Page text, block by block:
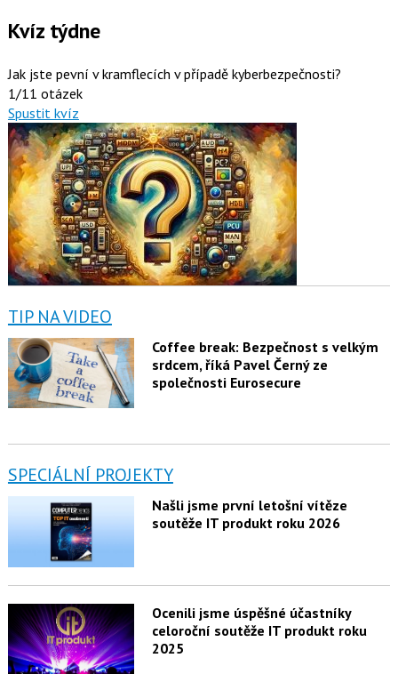
Kvíz týdne
Jak jste pevní v kramflecích v případě kyberbezpečnosti?
1/11 otázek
Spustit kvíz
TIP NA VIDEO
Coffee break: Bezpečnost s velkým
srdcem, říká Pavel Černý ze
společnosti Eurosecure
SPECIÁLNÍ PROJEKTY
Našli jsme první letošní vítěze
soutěže IT produkt roku 2026
Ocenili jsme úspěšné účastníky
celoroční soutěže IT produkt roku
2025